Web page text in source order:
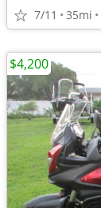
7/11 35mi
$4,200